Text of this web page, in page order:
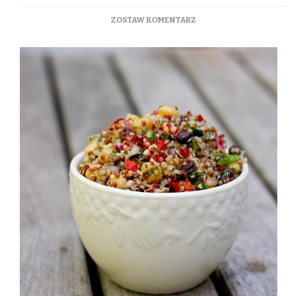
ZOSTAW KOMENTARZDO
JAGLANĄ
W
ROLI
GŁÓWNEJ